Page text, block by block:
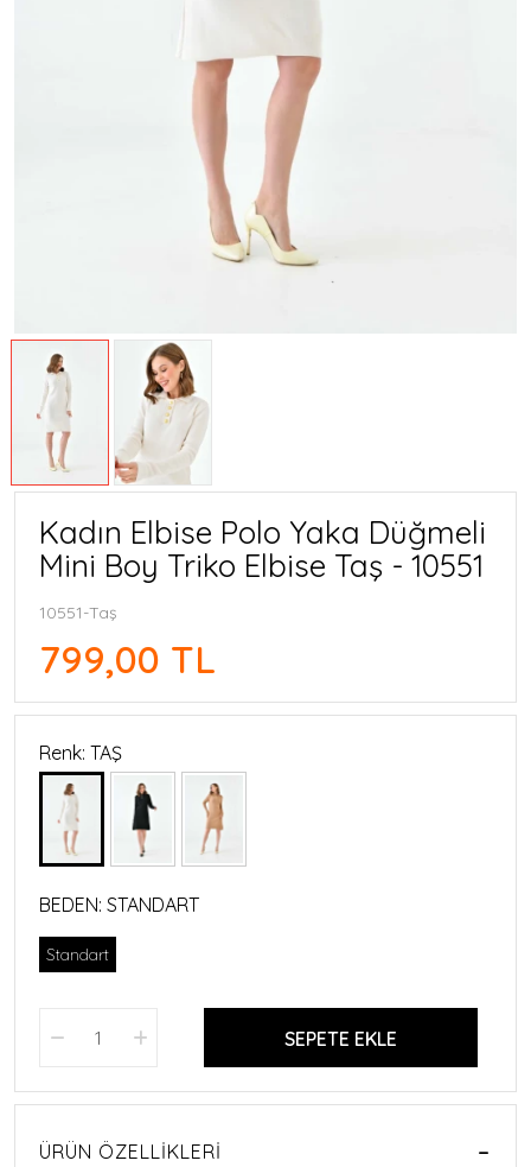
Kadın Elbise Polo Yaka Düğmeli
Mini Boy Triko Elbise Taş - 10551
10551-Taş
799,00 TL
Renk: TAŞ
BEDEN: STANDART
Standart
SEPETE EKLE
ÜRÜN ÖZELLIKLERI